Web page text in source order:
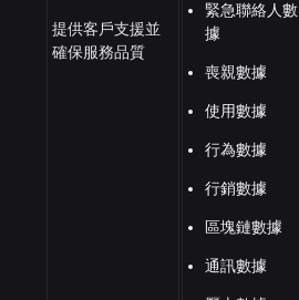
提供客戶支援並
確保服務品質
緊急聯絡人數
據
喪親數據
使用數據
行為數據
行銷數據
區塊鏈數據
通訊數據